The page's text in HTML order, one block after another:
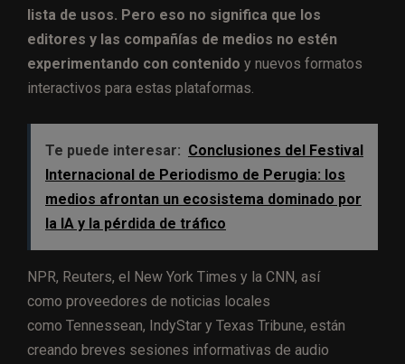
lista de usos. Pero eso no significa que los
editores y las compañías de medios no estén
experimentando con contenido y nuevos formatos
interactivos para estas plataformas.
Te puede interesar: Conclusiones del Festival
Internacional de Periodismo de Perugia: los
medios afrontan un ecosistema dominado por
la IA y la pérdida de tráfico
NPR, Reuters, el New York Times y la CNN, así
como proveedores de noticias locales
como Tennessean, IndyStar y Texas Tribune, están
creando breves sesiones informativas de audio